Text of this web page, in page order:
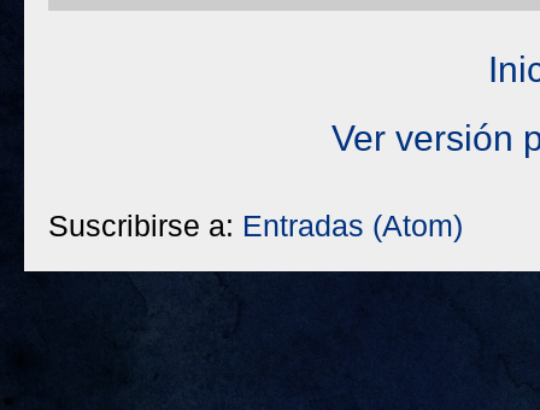
Ver versión
Suscribirse a: Entradas (Atom)